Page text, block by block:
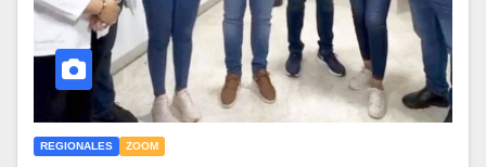
REGIONALES ZOOM